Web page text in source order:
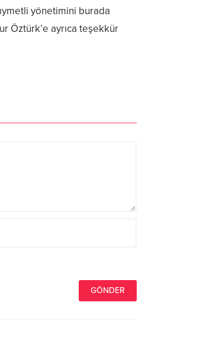
yönetimini burada
Öztürk’e ayrıca teşekkür